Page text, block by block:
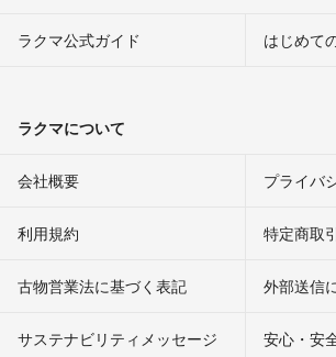
ラクマ公式ガイド はじめて
ラクマについて
会社概要 プライバ
利用規約 特定商取
古物営業法に基づく表記 外部送信
サステナビリティメッセージ 安心・安